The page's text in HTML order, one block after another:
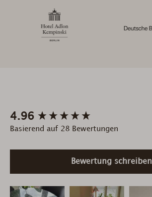
4.96
Basierend auf 28 Bewertungen
Bewertung schreiben
New content loaded